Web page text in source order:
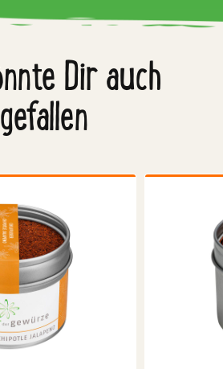
Dir auch
gefallen